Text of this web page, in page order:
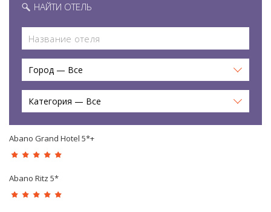
НАЙТИ ОТЕЛЬ
Город — Все
Категория — Все
Abano Grand Hotel 5*+
Abano Ritz 5*